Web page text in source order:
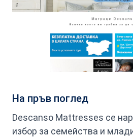
На пръв поглед
Descanso Mattresses се
избор за семейства и